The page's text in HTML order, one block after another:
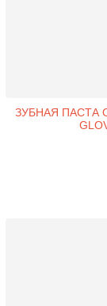
ЗУБНАЯ ПАСТА